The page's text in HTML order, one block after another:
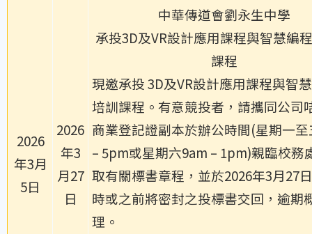
2026
年3月
5日
2026
年3
月27
日
中華傳道會劉永生中學
承投3D及VR設計應用課程與智慧編
課程
現邀承投 3D及VR設計應用課程與智
培訓課程。有意競投者，請攜同公司
商業登記證副本於辦公時間(星期一
– 5pm或星期六9am – 1pm)親臨校務
取有關標書章程，並於2026年3月27
時或之前將密封之投標書交回，逾期
理。